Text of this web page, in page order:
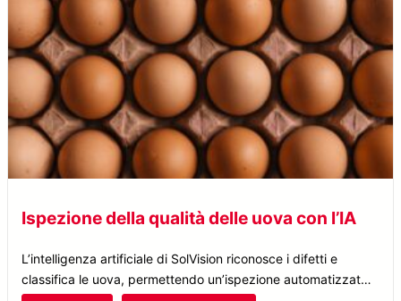
Ispezione della qualità delle uova con l’IA
L’intelligenza artificiale di SolVision riconosce i difetti e
classifica le uova, permettendo un’ispezione automatizzata